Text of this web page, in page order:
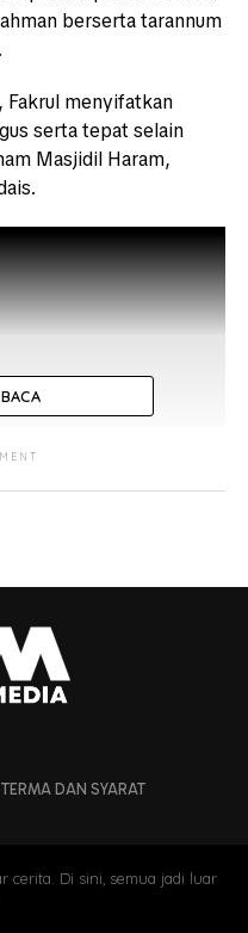
berserta tarannum
Fakrul menyifatkan
serta tepat selain
Masjidil Haram,
TERMA DAN SYARAT
cerita. Di sini, semua jadi luar